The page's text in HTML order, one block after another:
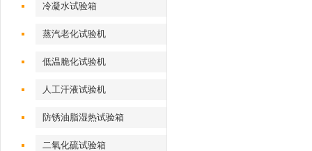
冷凝水试验箱
蒸汽老化试验机
低温脆化试验机
人工汗液试验机
防锈油脂湿热试验箱
二氧化硫试验箱